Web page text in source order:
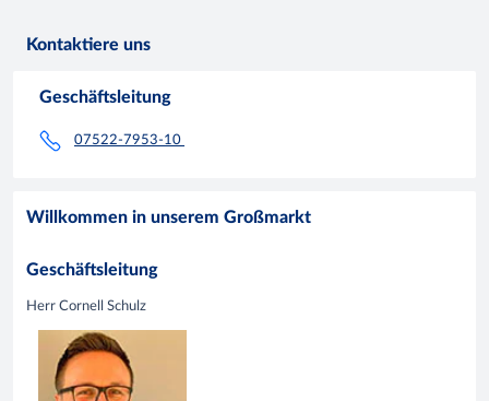
Kontaktiere uns
Geschäftsleitung
07522-7953-10
Willkommen in unserem Großmarkt
Geschäftsleitung
Herr Cornell Schulz